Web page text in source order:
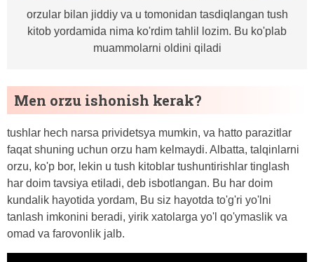
orzular bilan jiddiy va u tomonidan tasdiqlangan tush
kitob yordamida nima ko'rdim tahlil lozim. Bu ko'plab
muammolarni oldini qiladi
Men orzu ishonish kerak?
tushlar hech narsa prividetsya mumkin, va hatto parazitlar
faqat shuning uchun orzu ham kelmaydi. Albatta, talqinlarni
orzu, ko'p bor, lekin u tush kitoblar tushuntirishlar tinglash
har doim tavsiya etiladi, deb isbotlangan. Bu har doim
kundalik hayotida yordam, Bu siz hayotda to'g'ri yo'lni
tanlash imkonini beradi, yirik xatolarga yo'l qo'ymaslik va
omad va farovonlik jalb.